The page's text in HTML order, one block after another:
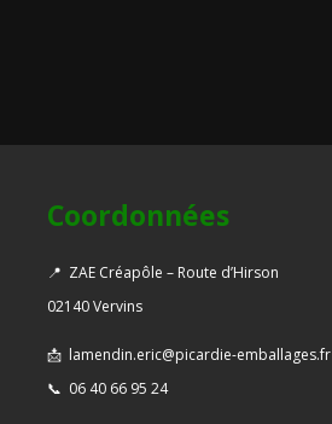
Coordonnées
📍 ZAE Créapôle – Route d’Hirson
02140 Vervins
📩 lamendin.eric@picardie-emballages.fr
📞 06 40 66 95 24